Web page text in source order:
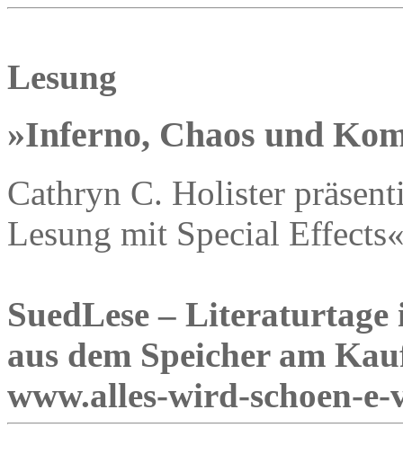
Lesung
»Inferno, Chaos und
Cathryn C. Holister
Lesung mit Special
SuedLese –
aus dem Speicher am
www.alles-wird-schoen-e-